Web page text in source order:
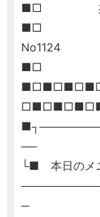
■□
■□ 合
No1124
■□
──
└■ 本日のメ
─